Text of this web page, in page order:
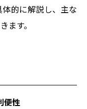
体的に解説し、主な
ます。
便性